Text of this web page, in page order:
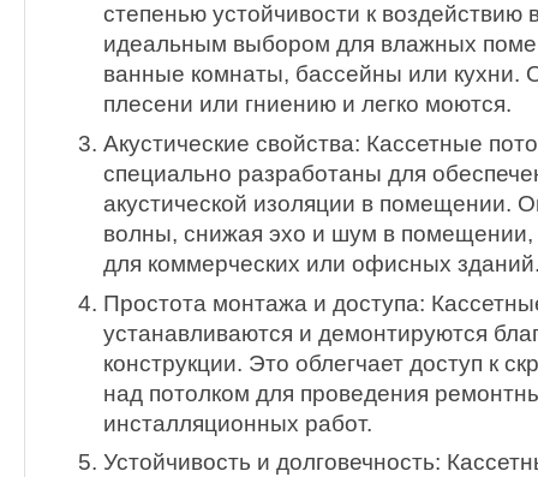
степенью устойчивости к воздействию
идеальным выбором для влажных
ванные комнаты, бассейны или кухни.
плесени или гниению и легко моются.
Акустические свойства: Кассетные
специально разработаны для
акустической изоляции в помещении.
волны, снижая эхо и шум в помещении,
для коммерческих или офисных
Простота монтажа и доступа:
устанавливаются и демонтируются
конструкции. Это облегчает доступ к
над потолком для проведения
инсталляционных работ.
Устойчивость и долговечность: